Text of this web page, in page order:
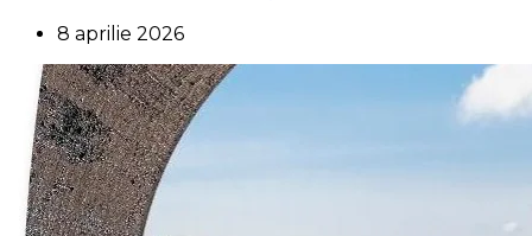
8 aprilie 2026